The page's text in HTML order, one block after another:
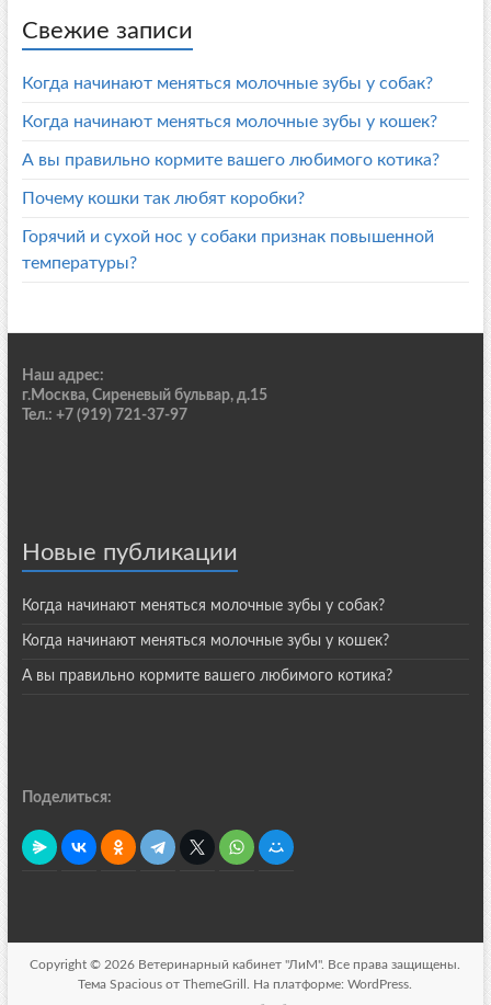
Свежие записи
Когда начинают меняться молочные зубы у собак?
Когда начинают меняться молочные зубы у кошек?
А вы правильно кормите вашего любимого котика?
Почему кошки так любят коробки?
Горячий и сухой нос у собаки признак повышенной
температуры?
Наш адрес:
г.Москва, Сиреневый бульвар, д.15
Тел.: +7 (919) 721-37-97
Новые публикации
Когда начинают меняться молочные зубы у собак?
Когда начинают меняться молочные зубы у кошек?
А вы правильно кормите вашего любимого котика?
Поделиться:
Copyright © 2026 Ветеринарный кабинет "ЛиМ". Все права защищены.
ТемаSpacious от ThemeGrill. На платформе:WordPress